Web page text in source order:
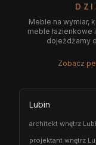
Meble na wymiar,
meble łazienkowe
dojeżdżamy
Zobacz
Lubin
architekt wnętrz
projektant wnętrz